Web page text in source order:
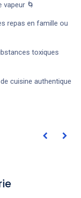
🌀
repas en famille ou
toxiques
cuisine authentique